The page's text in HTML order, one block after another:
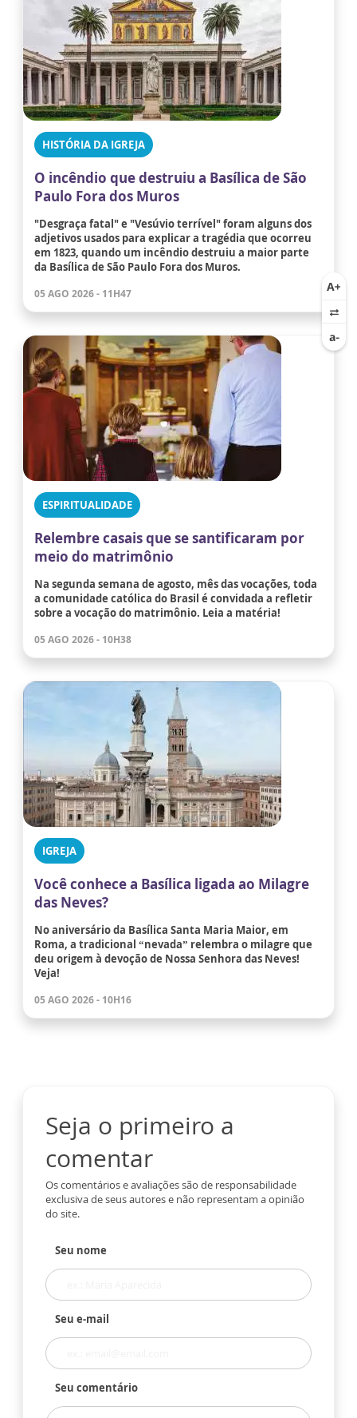
HISTÓRIA DA IGREJA
O incêndio que destruiu a Basílica de São
Paulo Fora dos Muros
"Desgraça fatal" e "Vesúvio terrível" foram alguns dos
adjetivos usados para explicar a tragédia que ocorreu
em 1823, quando um incêndio destruiu a maior parte
da Basílica de São Paulo Fora dos Muros.
05 AGO 2026 - 11H47
ESPIRITUALIDADE
Relembre casais que se santificaram por
meio do matrimônio
Na segunda semana de agosto, mês das vocações, toda
a comunidade católica do Brasil é convidada a refletir
sobre a vocação do matrimônio. Leia a matéria!
05 AGO 2026 - 10H38
IGREJA
Você conhece a Basílica ligada ao Milagre
das Neves?
No aniversário da Basílica Santa Maria Maior, em
Roma, a tradicional “nevada” relembra o milagre que
deu origem à devoção de Nossa Senhora das Neves!
Veja!
05 AGO 2026 - 10H16
Seja o primeiro a
comentar
Os comentários e avaliações são de responsabilidade
exclusiva de seus autores e não representam a opinião
do site.
Seu nome
Seu e-mail
Seu comentário